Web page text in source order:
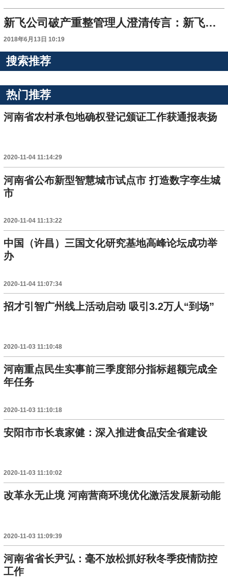
新飞公司破产重整管理人澄清传言：新飞仍是破产重整
2018年6月13日 10:19
搜索推荐
热门推荐
河南省农村承包地确权登记颁证工作获通报表扬
2020-11-04 11:14:29
河南省公布新型智慧城市试点市 打造数字孪生城
市
2020-11-04 11:13:22
中国（许昌）三国文化研究基地高峰论坛成功举
办
2020-11-04 11:07:34
招才引智广州线上活动启动 吸引3.2万人“到场”
2020-11-03 11:10:48
河南重点民生实事前三季度部分指标超额完成全
年任务
2020-11-03 11:10:18
安阳市市长袁家健：深入推进食品安全省建设
2020-11-03 11:10:02
改革永无止境 河南营商环境优化激活发展新动能
2020-11-03 11:09:39
河南省省长尹弘：毫不放松抓好秋冬季疫情防控
工作